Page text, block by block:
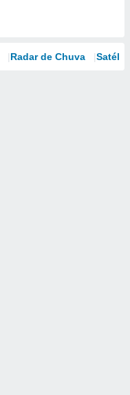
Radar de Chuva